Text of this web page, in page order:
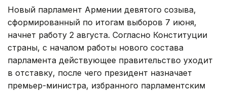
Новый парламент Армении девятого созыва,
сформированный по итогам выборов 7 июня,
начнет работу 2 августа. Согласно Конституции
страны, с началом работы нового состава
парламента действующее правительство уходит
в отставку, после чего президент назначает
премьер-министра, избранного парламентским